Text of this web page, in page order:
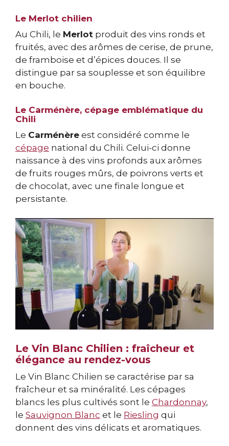
Le Merlot chilien
Au Chili, le Merlot produit des vins ronds et
fruités, avec des arômes de cerise, de prune,
de framboise et d’épices douces. Il se
distingue par sa souplesse et son équilibre
en bouche.
Le Carménère, cépage emblématique du
Chili
Le Carménère est considéré comme le
cépage national du Chili. Celui-ci donne
naissance à des vins profonds aux arômes
de fruits rouges mûrs, de poivrons verts et
de chocolat, avec une finale longue et
persistante.
Le Vin Blanc Chilien : fraîcheur et
élégance au rendez-vous
Le Vin Blanc Chilien se caractérise par sa
fraîcheur et sa minéralité. Les cépages
blancs les plus cultivés sont le Chardonnay,
le Sauvignon Blanc et le Riesling qui
donnent des vins délicats et aromatiques.